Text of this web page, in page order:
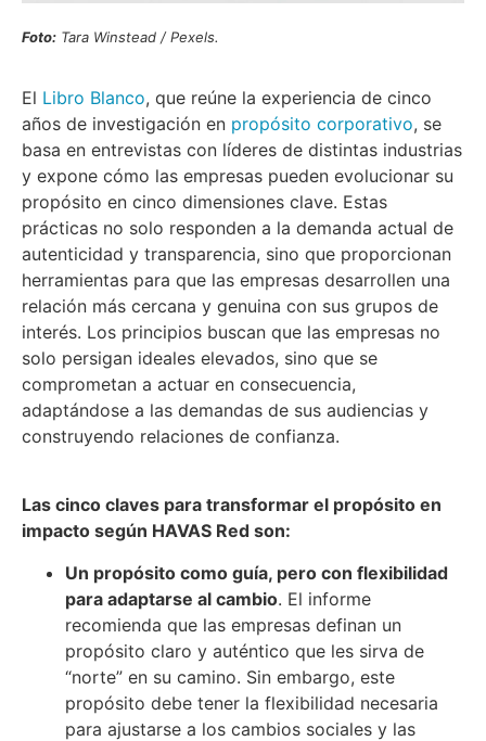
Foto: Tara Winstead / Pexels.
El Libro Blanco, que reúne la experiencia de cinco
años de investigación en propósito corporativo, se
basa en entrevistas con líderes de distintas industrias
y expone cómo las empresas pueden evolucionar su
propósito en cinco dimensiones clave. Estas
prácticas no solo responden a la demanda actual de
autenticidad y transparencia, sino que proporcionan
herramientas para que las empresas desarrollen una
relación más cercana y genuina con sus grupos de
interés. Los principios buscan que las empresas no
solo persigan ideales elevados, sino que se
comprometan a actuar en consecuencia,
adaptándose a las demandas de sus audiencias y
construyendo relaciones de confianza.
Las cinco claves para transformar el propósito en
impacto según HAVAS Red son:
Un propósito como guía, pero con flexibilidad
para adaptarse al cambio. El informe
recomienda que las empresas definan un
propósito claro y auténtico que les sirva de
“norte” en su camino. Sin embargo, este
propósito debe tener la flexibilidad necesaria
para ajustarse a los cambios sociales y las